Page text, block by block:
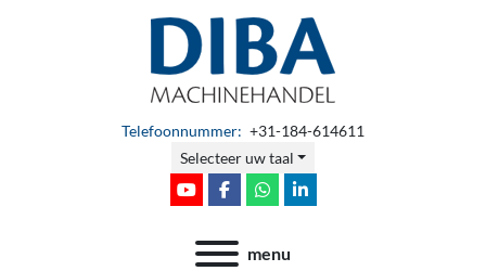
Telefoonnummer: +31-184-614611
Selecteer uw taal
youtubefacebookwhatsapplinkedin
menu